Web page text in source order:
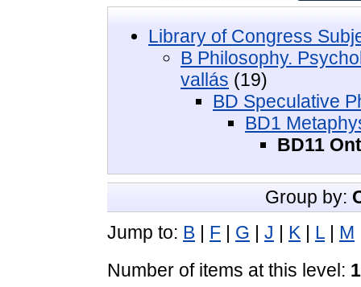
Library of Congress
B Philosophy.
vallás (19)
BD Speculative
BD1
BD11
Group by:
Jump to: B F G J K L M
Number of items at this level: